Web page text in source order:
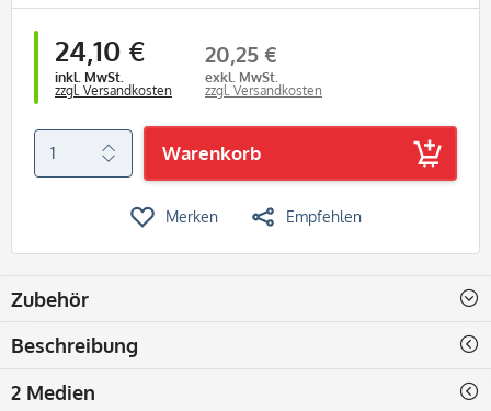
24,10 €
inkl. MwSt.
zzgl. Versandkosten
20,25 €
exkl. MwSt.
zzgl. Versandkosten
Warenkorb
Merken Empfehlen
Zubehör
Beschreibung
2 Medien